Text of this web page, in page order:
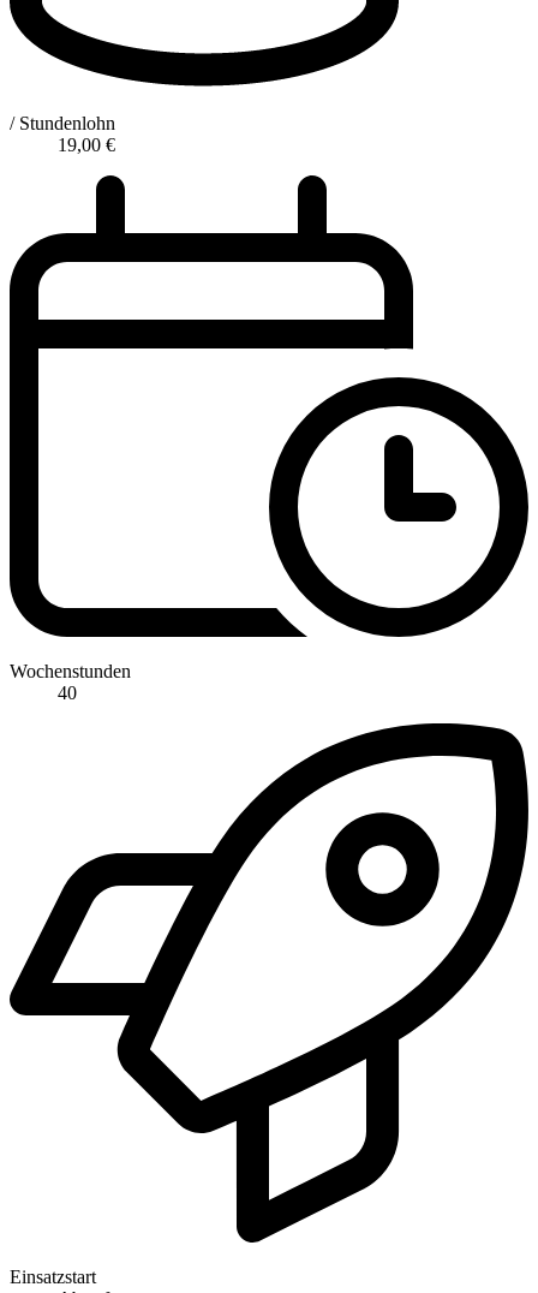
/ Stundenlohn
19,00 €
Wochenstunden
40
Einsatzstart